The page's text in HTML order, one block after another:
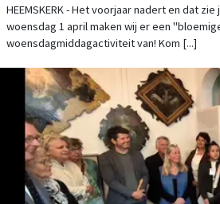
HEEMSKERK - Het voorjaar nadert en dat
woensdag 1 april maken wij er een
woensdagmiddagactiviteit van! Kom [...]